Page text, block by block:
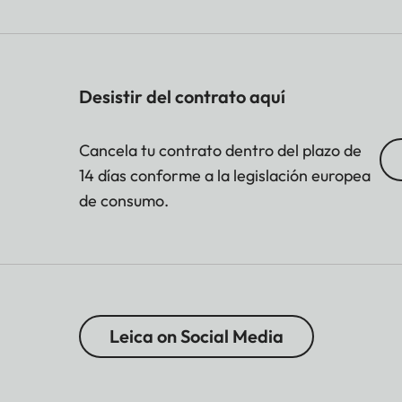
Desistir del contrato aquí
Cancela tu contrato dentro del plazo de
14 días conforme a la legislación europea
de consumo.
Leica on Social Media